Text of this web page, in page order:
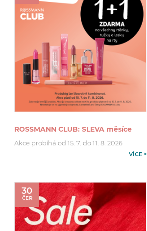
ROSSMANN CLUB: SLEVA měsíce
Akce probíhá od 15. 7. do 11. 8. 2026
VÍCE >
30
ČER